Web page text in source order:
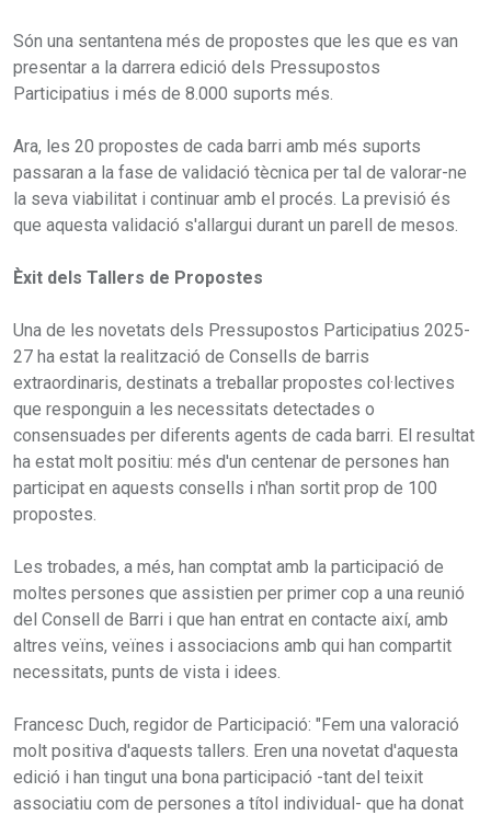
Són una sentantena més de propostes que les que es van
presentar a la darrera edició dels Pressupostos
Participatius i més de 8.000 suports més.
Ara, les 20 propostes de cada barri amb més suports
passaran a la fase de validació tècnica per tal de valorar-ne
la seva viabilitat i continuar amb el procés. La previsió és
que aquesta validació s'allargui durant un parell de mesos.
Èxit dels Tallers de Propostes
Una de les novetats dels Pressupostos Participatius 2025-
27 ha estat la realització de Consells de barris
extraordinaris, destinats a treballar propostes col·lectives
que responguin a les necessitats detectades o
consensuades per diferents agents de cada barri. El resultat
ha estat molt positiu: més d'un centenar de persones han
participat en aquests consells i n'han sortit prop de 100
propostes.
Les trobades, a més, han comptat amb la participació de
moltes persones que assistien per primer cop a una reunió
del Consell de Barri i que han entrat en contacte així, amb
altres veïns, veïnes i associacions amb qui han compartit
necessitats, punts de vista i idees.
Francesc Duch, regidor de Participació: "Fem una valoració
molt positiva d'aquests tallers. Eren una novetat d'aquesta
edició i han tingut una bona participació -tant del teixit
associatiu com de persones a títol individual- que ha donat